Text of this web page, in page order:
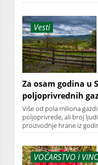
Vesti
Za osam godina u
poljoprivrednih
Više od pola miliona
poljoprivrede, ali broj
proizvodnje hrane iz
VOĆARSTVO I